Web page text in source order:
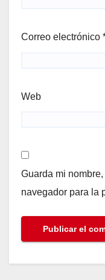
Correo electrónico
Web
Guarda mi
navegador para la